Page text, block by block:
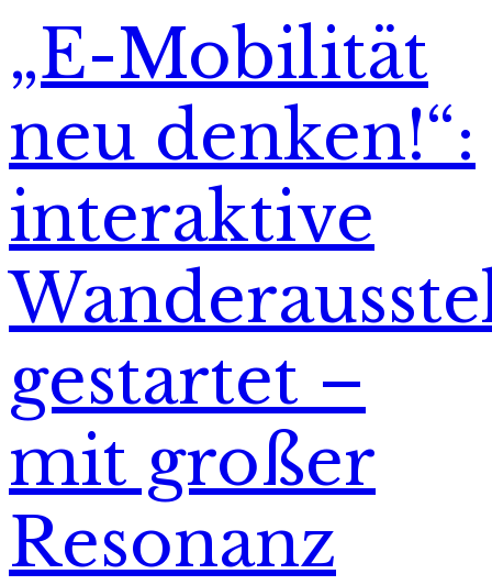
„E-Mobilität
neu denken!“:
interaktive
gestartet –
mit großer
Resonanz